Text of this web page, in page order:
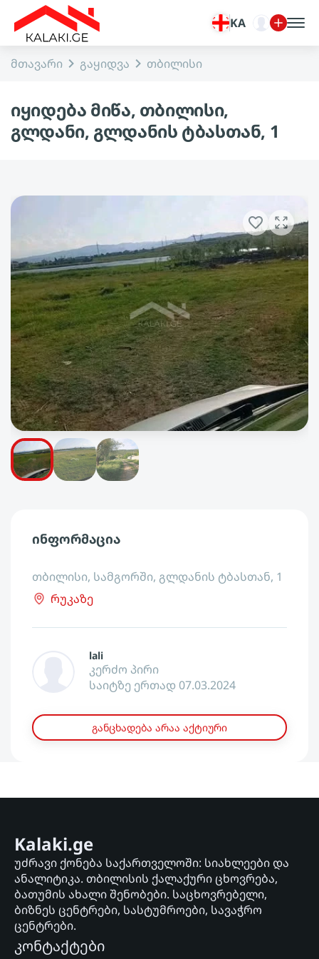
KA
მთავარი გაყიდვა თბილისი
იყიდება მიწა, თბილისი,
გლდანი, გლდანის ტბასთან, 1
ინფორმაცია
თბილისი, სამგორში, გლდანის ტბასთან, 1
რუკაზე
lali
კერძო პირი
საიტზე ერთად 07.03.2024
განცხადება არაა აქტიური
Kalaki.ge
უძრავი ქონება საქართველოში: სიახლეები და
ანალიტიკა. თბილისის ქალაქური ცხოვრება,
ბათუმის ახალი შენობები. საცხოვრებელი,
ბიზნეს ცენტრები, სასტუმროები, სავაჭრო
ცენტრები.
კონტაქტები